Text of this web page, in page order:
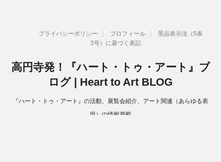
プライバシーポリシー プロフィール
景品表示法（5条
3号）に基づく表記
高円寺発！『ハート・トゥ・アート』ブ
ログ | Heart to Art BLOG
『ハート・トゥ・アート』の活動、展覧会紹介、アート関連（あらゆる表
現）の情報満載